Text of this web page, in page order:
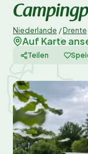
Niederlande / Drente
Auf Karte
Teilen